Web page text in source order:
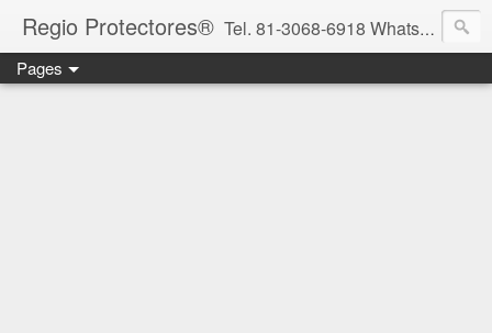
Regio Protectores® Tel. 81-3068-6918 WhatsApp 81-2636-2823 / 33-1145-3780 cotizacionregioprotectores@gmail.com / regioprotectores@gmail.com https://www.facebook.com/RegioProtectores/
Pages